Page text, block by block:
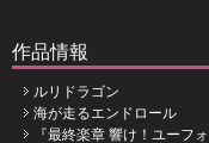
作品情報
ルリドラゴン
海が走るエンドロール
『最終楽章 響け！ユーフ